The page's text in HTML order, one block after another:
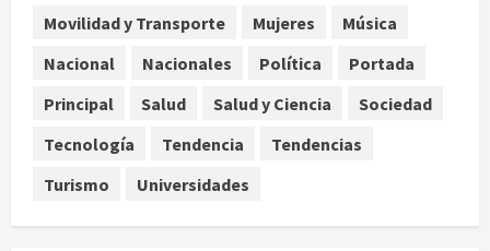
De la medicina sencilla a la
complejidad moderna: cuando el
hospital
agosto 9, 2026
Movilidad y Transporte
Mujeres
Música
Nacional
Nacionales Política
Portada
Principal
Salud Salud y Ciencia
Sociedad
Tecnología
Tendencia
Tendencias
Turismo
Universidades